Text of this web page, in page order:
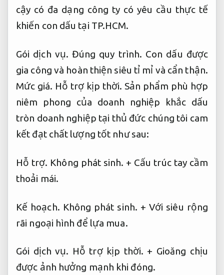
cậy có đa dạng công ty có yêu cầu thực tế
khiến con dấu tại TP.HCM.
Gói dịch vụ. Đúng quy trình. Con dấu được
gia công và hoàn thiện siêu tỉ mỉ và cẩn thận.
Mức giá. Hỗ trợ kịp thời. Sản phẩm phù hợp
niêm phong của doanh nghiệp khắc dấu
tròn doanh nghiệp tại thủ đức chúng tôi cam
kết đạt chất lượng tốt như sau:
Hỗ trợ. Không phát sinh. + Cấu trúc tay cầm
thoải mái.
Kế hoạch. Không phát sinh. + Với siêu rộng
rãi ngoại hình để lựa mua.
Gói dịch vụ. Hỗ trợ kịp thời. + Gioăng chịu
được ảnh hưởng mạnh khi đóng.